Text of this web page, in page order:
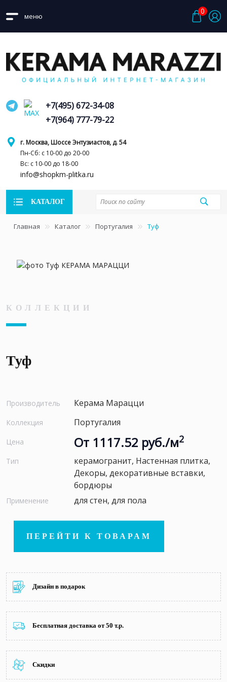
меню
0
г. Москва, Шоссе Энтузиастов, д. 54
Пн-Сб: с 10-00 до 20-00
Вс: с 10-00 до 18-00
info@shopkm-plitka.ru
+7(495) 672-34-08
+7(964) 777-79-22
КАТАЛОГ
Главная Каталог Португалия Туф
КОЛЛЕКЦИИ
Туф
Производитель Керама Марацци
Коллекция Португалия
Цена От 1117.52 руб./м2
Тип
керамогранит, Настенная плитка,
Декоры, декоративные вставки,
бордюры
Применение для стен, для пола
ПЕРЕЙТИ К ТОВАРАМ
Дизайн в подарок
Бесплатная доставка от 50 т.р.
Скидки